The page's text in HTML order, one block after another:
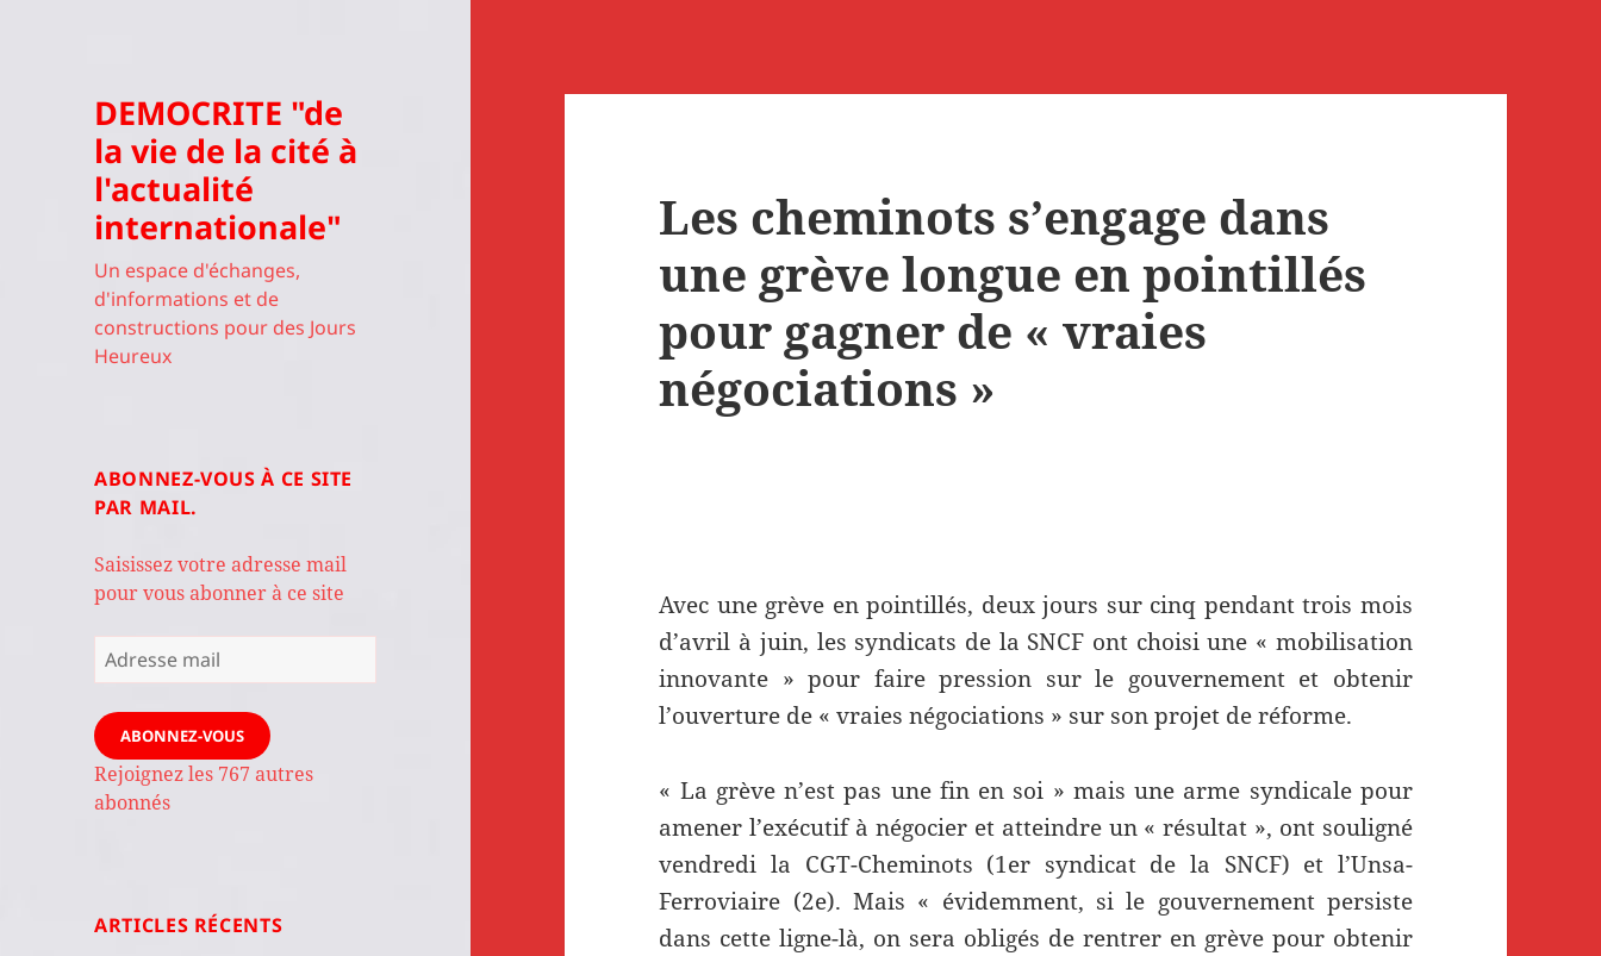
DEMOCRITE "de
la vie de la cité à
l'actualité
internationale"
Un espace d'échanges,
d'informations et de
constructions pour des Jours
Heureux
ABONNEZ-VOUS À CE SITE
PAR MAIL.
Saisissez votre adresse mail
pour vous abonner à ce site
Adresse
mail
ABONNEZ-VOUS
Rejoignez les 767 autres
abonnés
ARTICLES RÉCENTS
Les cheminots s’engage dans
une grève longue en pointillés
pour gagner de « vraies
négociations »
Avec une grève en pointillés, deux jours sur cinq pendant trois mois
d’avril à juin, les syndicats de la SNCF ont choisi une « mobilisation
innovante » pour faire pression sur le gouvernement et obtenir
l’ouverture de « vraies négociations » sur son projet de réforme.
« La grève n’est pas une fin en soi » mais une arme syndicale pour
amener l’exécutif à négocier et atteindre un « résultat », ont souligné
vendredi la CGT-Cheminots (1er syndicat de la SNCF) et l’Unsa-
Ferroviaire (2e). Mais « évidemment, si le gouvernement persiste
dans cette ligne-là, on sera obligés de rentrer en grève pour obtenir